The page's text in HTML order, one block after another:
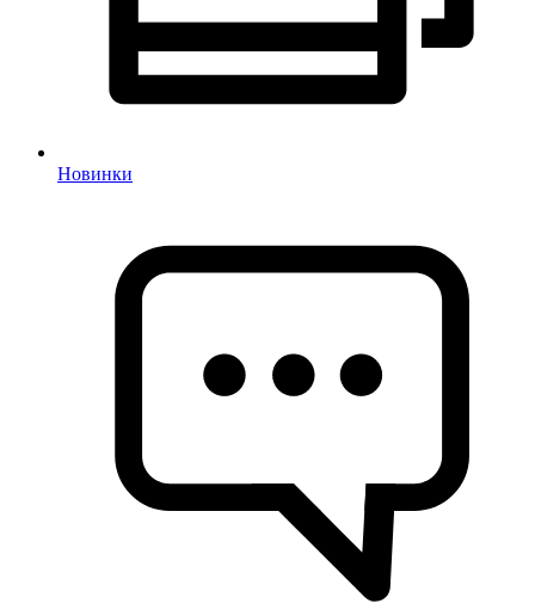
Новинки